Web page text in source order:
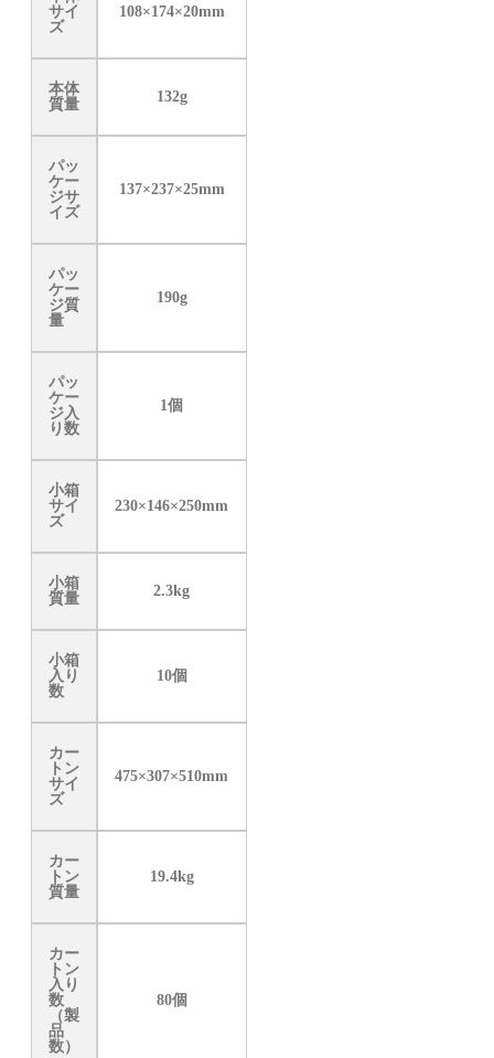
サイ
ズ
108×174×20mm
本体
質量
132g
パッ
ケー
ジサ
イズ
137×237×25mm
パッ
ケー
ジ質
量
190g
パッ
ケー
ジ入
り数
1個
小箱
サイ
ズ
230×146×250mm
小箱
質量
2.3kg
小箱
入り
数
10個
カー
トン
サイ
ズ
475×307×510mm
カー
トン
質量
19.4kg
カー
トン
入り
数
（製
品
数）
80個